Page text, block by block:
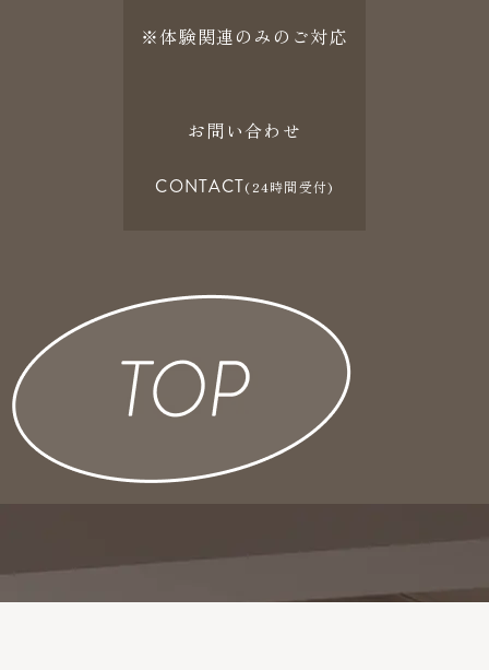
※体験関連のみのご対応
お問い合わせ
CONTACT(24時間受付)